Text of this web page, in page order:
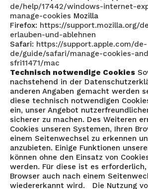
de/help/17442/windows-internet-
manage-cookies Mozilla
Firefox: https://support.mozilla.org/
erlauben-und-ablehnen
Safari: https://support.apple.com/de-
de/guide/safari/manage-cookies-
sfri11471/mac
Technisch notwendige Cookies
nachstehend in der
anderen Angaben gemacht werden
diese technisch notwendigen
ein, unser Angebot
sicherer zu machen. Des Weiteren
Cookies unseren Systemen, Ihren
einem Seitenwechsel zu erkennen
anzubieten. Einige Funktionen
können ohne den Einsatz von
werden. Für diese ist es
Browser auch nach einem
wiedererkannt wird. Die Nutzung